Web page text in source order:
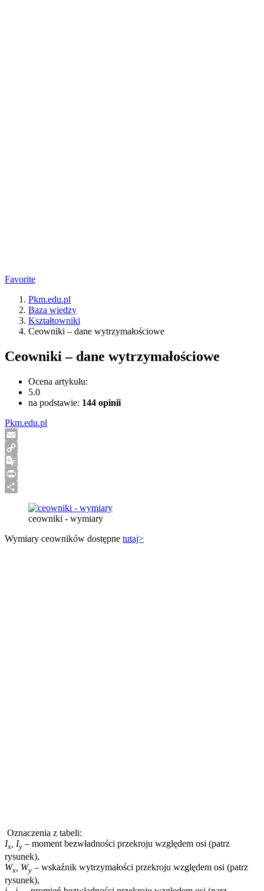
Favorite
Pkm.edu.pl
Baza wiedzy
Kształtowniki
Ceowniki – dane wytrzymałościowe
Ceowniki – dane wytrzymałościowe
Ocena artykułu:
5.0
na podstawie: 144 opinii
Pkm.edu.pl
Email
Copy
Link
Google
Translate
Print
ceowniki - wymiary
Wymiary ceowników dostępne tutaj>
Oznaczenia z tabeli:
Ix , Iy – moment bezwładności przekroju względem osi (patrz
rysunek),
Wx , Wy – wskaźnik wytrzymałości przekroju względem osi (patrz
rysunek),